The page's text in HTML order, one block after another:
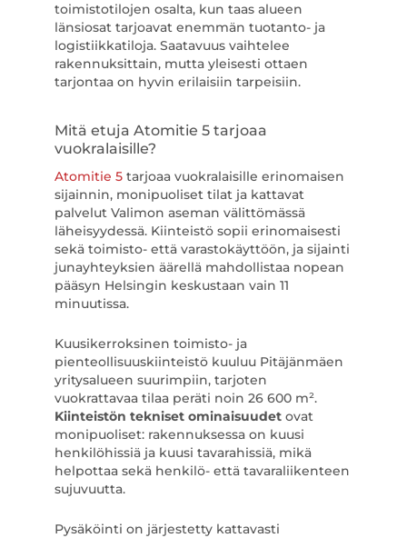
toimistotilojen osalta, kun taas alueen
länsiosat tarjoavat enemmän tuotanto- ja
logistiikkatiloja. Saatavuus vaihtelee
rakennuksittain, mutta yleisesti ottaen
tarjontaa on hyvin erilaisiin tarpeisiin.
Mitä etuja Atomitie 5 tarjoaa
vuokralaisille?
Atomitie 5tarjoaa vuokralaisille erinomaisen
sijainnin, monipuoliset tilat ja kattavat
palvelut Valimon aseman välittömässä
läheisyydessä. Kiinteistö sopii erinomaisesti
sekä toimisto- että varastokäyttöön, ja sijainti
junayhteyksien äärellä mahdollistaa nopean
pääsyn Helsingin keskustaan vain 11
minuutissa.
Kuusikerroksinen toimisto- ja
pienteollisuuskiinteistö kuuluu Pitäjänmäen
yritysalueen suurimpiin, tarjoten
vuokrattavaa tilaa peräti noin 26 600 m².
Kiinteistön tekniset ominaisuudetovat
monipuoliset: rakennuksessa on kuusi
henkilöhissiä ja kuusi tavarahissiä, mikä
helpottaa sekä henkilö- että tavaraliikenteen
sujuvuutta.
Pysäköinti on järjestetty kattavasti